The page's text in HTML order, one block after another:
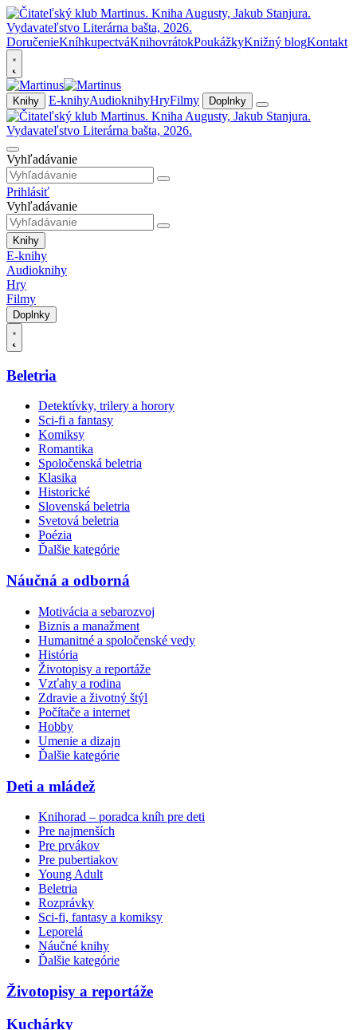
DoručenieKníhkupectváKnihovrátokPoukážkyKnižný blogKontakt
Knihy E-knihyAudioknihyHryFilmy Doplnky
Vyhľadávanie
Prihlásiť
Vyhľadávanie
Knihy
E-knihy
Audioknihy
Hry
Filmy
Doplnky
Beletria
Detektívky, trilery a horory
Sci-fi a fantasy
Komiksy
Romantika
Spoločenská beletria
Klasika
Historické
Slovenská beletria
Svetová beletria
Poézia
Ďalšie kategórie
Náučná a odborná
Motivácia a sebarozvoj
Biznis a manažment
Humanitné a spoločenské vedy
História
Životopisy a reportáže
Vzťahy a rodina
Zdravie a životný štýl
Počítače a internet
Hobby
Umenie a dizajn
Ďalšie kategórie
Deti a mládež
Knihorad – poradca kníh pre deti
Pre najmenších
Pre prvákov
Pre pubertiakov
Young Adult
Beletria
Rozprávky
Sci-fi, fantasy a komiksy
Leporelá
Náučné knihy
Ďalšie kategórie
Životopisy a reportáže
Kuchárky